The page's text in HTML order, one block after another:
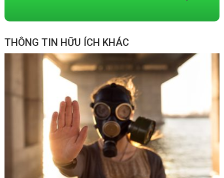
THÔNG TIN HỮU ÍCH KHÁC